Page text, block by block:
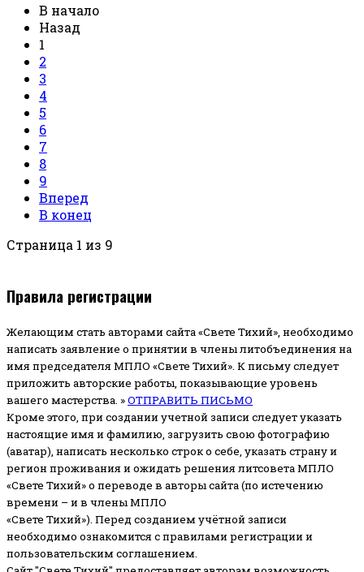
В начало
Назад
1
2
3
4
5
6
7
8
9
Вперед
В конец
Страница 1 из 9
Правила регистрации
Желающим стать авторами сайта «Свете Тихий», необходимо
написать заявление о принятии в члены литобъединения на
имя председателя МПЛО «Свете Тихий». К письму следует
приложить авторские работы, показывающие уровень
вашего мастерства. »ОТПРАВИТЬ ПИСЬМО
Кроме этого, при создании учетной записи следует указать
настоящие имя и фамилию, загрузить свою фотографию
(аватар), написать несколько строк о себе, указать страну и
регион проживания и ожидать решения литсовета МПЛО
«Свете Тихий» о переводе в авторы сайта (по истечению
времени – и в члены МПЛО
«Свете Тихий»). Перед созданием учётной записи
необходимо ознакомится с правилами регистрации и
пользовательским соглашением.